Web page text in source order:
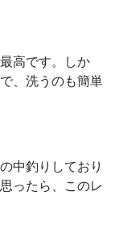
高です。しか
、洗うのも簡単
中釣りしており
ったら、このレ